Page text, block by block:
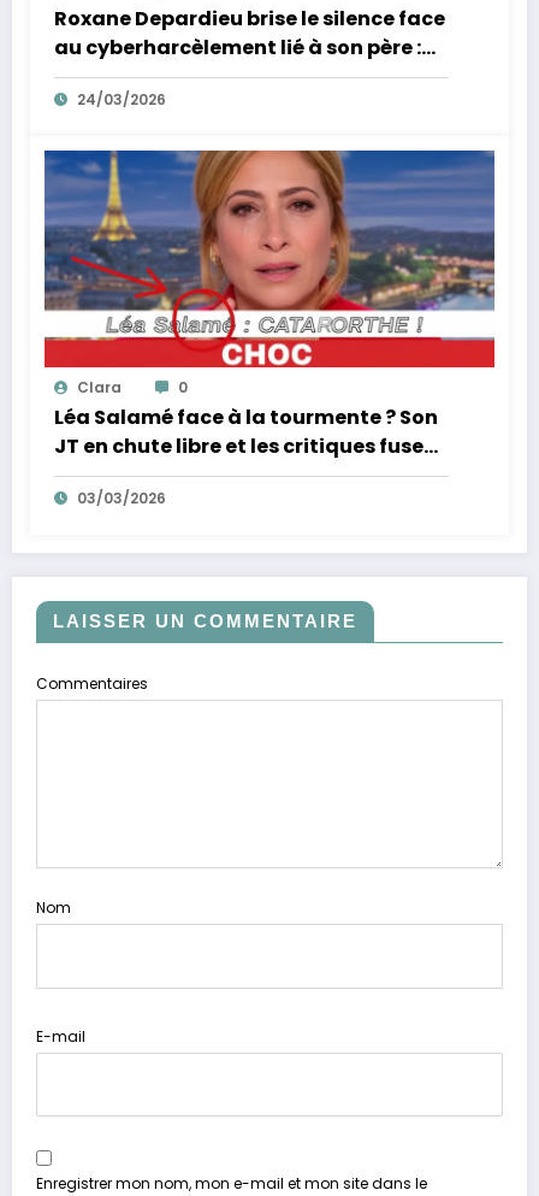
Roxane Depardieu brise le silence face
au cyberharcèlement lié à son père :
sa réponse inattendue !
24/03/2026
Clara 0
Léa Salamé face à la tourmente ? Son
JT en chute libre et les critiques fusent
!
03/03/2026
LAISSER UN COMMENTAIRE
Commentaires
Nom
E-mail
Enregistrer mon nom, mon e-mail et mon site dans le